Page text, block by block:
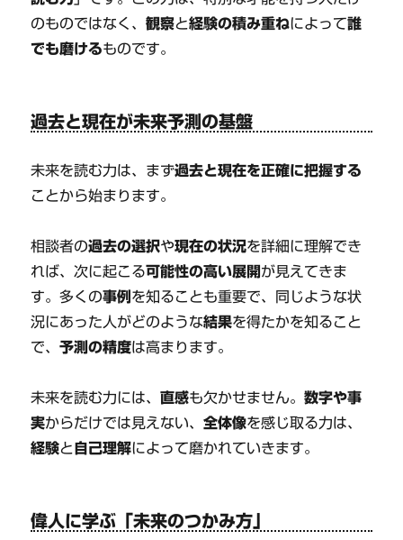
のものではなく、観察と経験の積み重ねによって誰
でも磨けるものです。
過去と現在が未来予測の基盤
未来を読む力は、まず過去と現在を正確に把握する
ことから始まります。
相談者の過去の選択や現在の状況を詳細に理解でき
れば、次に起こる可能性の高い展開 が見えてきま
す。多くの事例 を知ることも重要で、同じような状
況にあった人がどのような結果を得たかを知ること
で、予測の精度は高まります。
未来を読む力には、直感も欠かせません。数字や事
実からだけでは見えない、全体像を感じ取る力は、
経験と 自己理解によって磨かれていきます。
偉人に学ぶ「未来のつかみ方」